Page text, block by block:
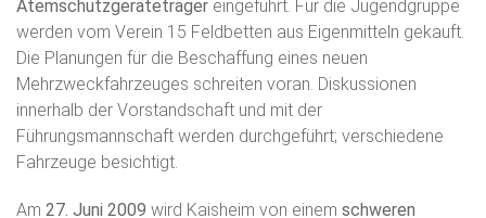
Atemschutzgeräteträger eingeführt. Für die Jugendgruppe
werden vom Verein 15 Feldbetten aus Eigenmitteln gekauft.
Die Planungen für die Beschaffung eines neuen
Mehrzweckfahrzeuges schreiten voran. Diskussionen
innerhalb der Vorstandschaft und mit der
Führungsmannschaft werden durchgeführt; verschiedene
Fahrzeuge besichtigt.
Am 27. Juni 2009 wird Kaisheim von einem schweren